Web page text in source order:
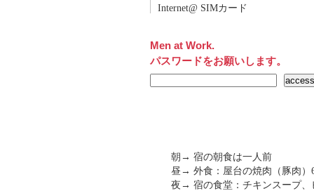
Internet@ SIMカード
Men at Work.
パスワードをお願いします。
朝→ 宿の朝食は一人前
昼→ 外食：屋台の焼肉（豚肉）
夜→ 宿の食堂：チキンスープ、